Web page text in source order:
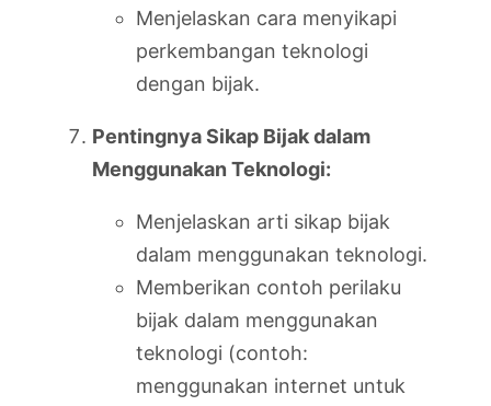
Menjelaskan cara menyikapi
perkembangan teknologi
dengan bijak.
Pentingnya Sikap Bijak dalam
Menggunakan Teknologi:
Menjelaskan arti sikap bijak
dalam menggunakan teknologi.
Memberikan contoh perilaku
bijak dalam menggunakan
teknologi (contoh:
menggunakan internet untuk